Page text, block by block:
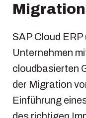
Migration
SAP Cloud
Unternehmen
cloudbasierten
der Migration
Einführung